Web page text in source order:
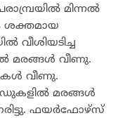
മിന്നൽ
ശക്തമായ
വീശിയടിച്ച
മരങ്ങൾ വീണു.
വീണു.
മരങ്ങൾ
ഫയർഫോഴ്സ്